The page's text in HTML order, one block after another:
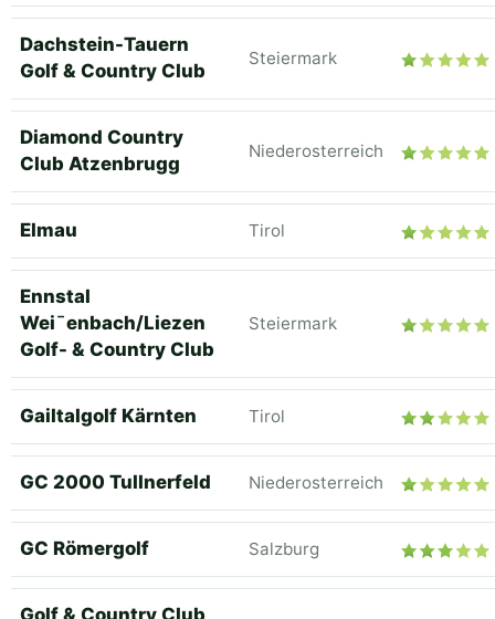
Dachstein-Tauern
Golf & Country Club
Steiermark
Diamond Country
Club Atzenbrugg
Niederosterreich
Elmau Tirol
Ennstal
Wei¯enbach/Liezen
Golf- & Country Club
Steiermark
Gailtalgolf Kärnten Tirol
GC 2000 Tullnerfeld Niederosterreich
GC Römergolf Salzburg